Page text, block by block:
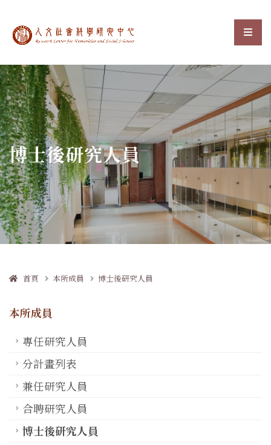
中央研究院人文社會科選
:::
博士後研究人員
首頁 本所成員 博士後研究人員
本所成員
專任研究人員
分計畫列表
兼任研究人員
合聘研究人員
博士後研究人員